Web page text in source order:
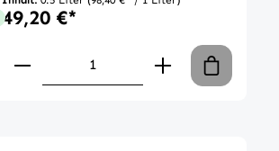
zu erhöhen oder
die Schaltflächen um
Wert ein oder
verfügbar, Lieferzeit: 1-3 Tage
49,20 €*
Produkt Anzahl: Gib den